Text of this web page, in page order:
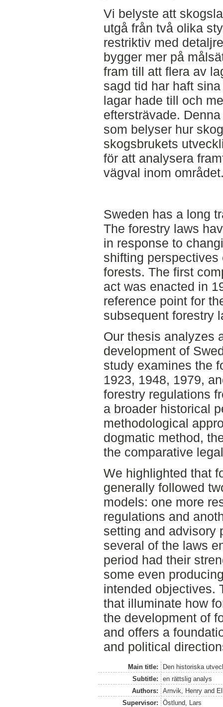
Vi belyste att
utgå från två olika
restriktiv med
bygger mer på
fram till att flera av
sagd tid har haft
lagar hade till och
eftersträvade.
som belyser hur
skogsbrukets
för att analysera
vägval inom
Sweden has a long
The forestry laws
in response to
shifting
forests. The first
act was enacted in
reference point for
subsequent forestry
Our thesis analyzes
development of
study examines the
1923, 1948, 1979,
forestry regulations
a broader historical
methodological
dogmatic method,
the comparative
We highlighted that
generally followed
models: one more
regulations and
setting and advisory
several of the laws
period had their
some even
intended objectives.
that illuminate how
the development of
and offers a
and political
Main title:
Den historiska
Subtitle:
en rättslig analys
Authors:
Arnvik, Henry and
Supervisor:
Östlund, Lars